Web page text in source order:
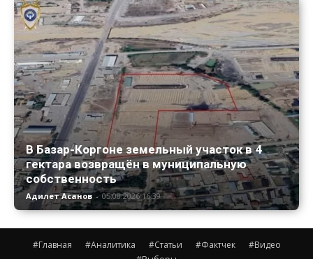
В Базар-Коргоне земельный участок в 4
гектара возвращён в муниципальную
собственность
Адилет Асанов - 05.08.2026 16:39
#Главная #Аналитика #Статьи #Фактчек
#Видео